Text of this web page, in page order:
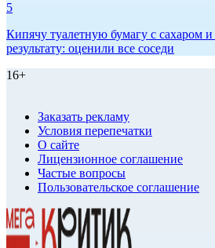
5
Кипячу туалетную бумагу с сахаром и
результату: оценили все соседи
16+
Заказать рекламу
Условия перепечатки
О сайте
Лицензионное соглашение
Частые вопросы
Пользовательское соглашение